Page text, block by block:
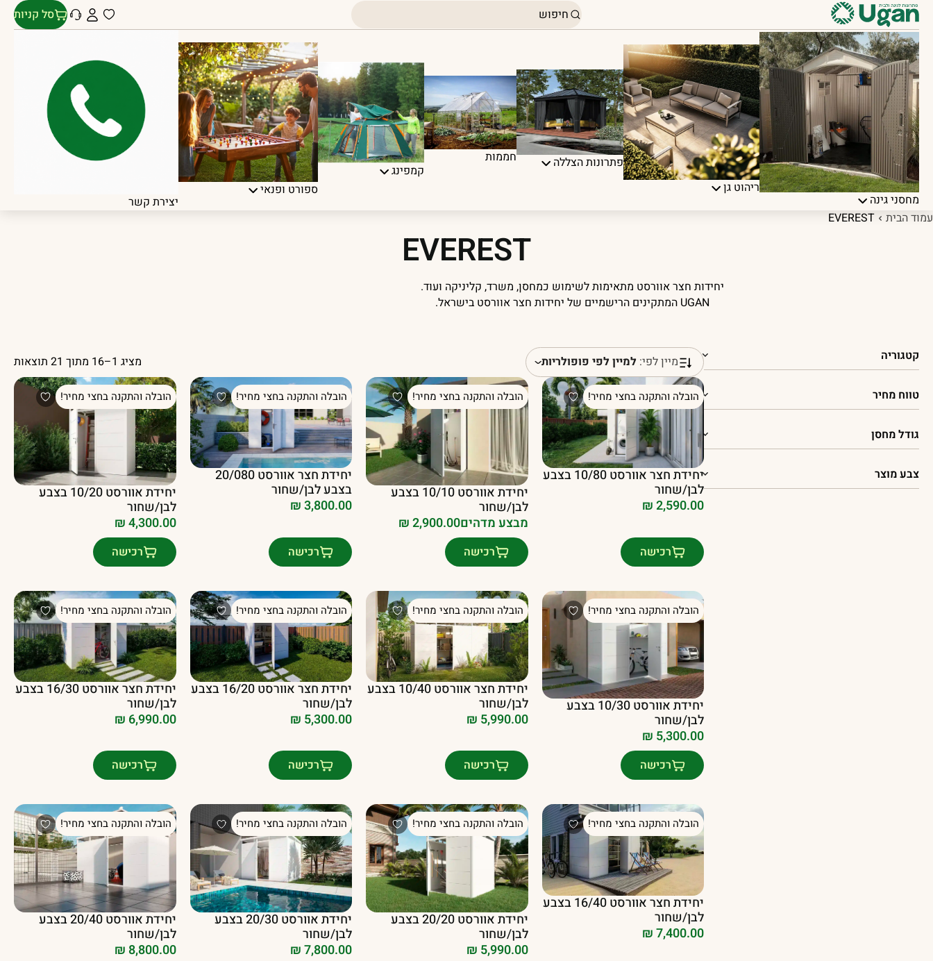
סל קניות
מחסני גינה
ריהוט גן
פתרונות הצללה
חממות
קמפינג
ספורט ופנאי
יצירת קשר
עמוד הבית
EVEREST
EVEREST
יחידות חצר אוורסט מתאימות לשימוש כמחסן, משרד, קליניקה ועוד.
UGAN המתקינים הרישמיים של יחידות חצר אוורסט בישראל.
קטגוריה
טווח מחיר
גודל מחסן
צבע מוצר
מציג 1–16 מתוך 21 תוצאות מיין לפי: למיין לפי פופולריות
הובלה והתקנה בחצי מחיר!
יחידת חצר אוורסט 10/80 בצבע
לבן/שחור
₪2,590.00
רכישה
הובלה והתקנה בחצי מחיר!
יחידת אוורסט 10/10 בצבע
לבן/שחור
מבצע מדהים
₪2,900.00
רכישה
הובלה והתקנה בחצי מחיר!
יחידת חצר אוורסט 20/080
בצבע לבן/שחור
₪3,800.00
רכישה
הובלה והתקנה בחצי מחיר!
יחידת אוורסט 10/20 בצבע
לבן/שחור
₪4,300.00
רכישה
הובלה והתקנה בחצי מחיר!
יחידת אוורסט 10/30 בצבע
לבן/שחור
₪ 5,300.00
רכישה
הובלה והתקנה בחצי מחיר!
יחידת חצר אוורסט 10/40 בצבע
לבן/שחור
₪ 5,990.00
רכישה
הובלה והתקנה בחצי מחיר!
יחידת חצר אוורסט 16/20 בצבע
לבן/שחור
₪ 5,300.00
רכישה
הובלה והתקנה בחצי מחיר!
יחידת חצר אוורסט 16/30 בצבע
לבן/שחור
₪ 6,990.00
רכישה
הובלה והתקנה בחצי מחיר!
יחידת חצר אוורסט 16/40 בצבע
לבן/שחור
₪7,400.00
הובלה והתקנה בחצי מחיר!
יחידת אוורסט 20/20 בצבע
לבן/שחור
₪ 5,990.00
הובלה והתקנה בחצי מחיר!
יחידת אוורסט 20/30 בצבע
לבן/שחור
₪7,800.00
הובלה והתקנה בחצי מחיר!
יחידת אוורסט 20/40 בצבע
לבן/שחור
₪ 8,800.00